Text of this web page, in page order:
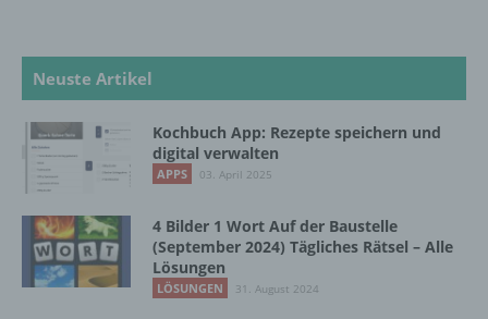
Neuste Artikel
Kochbuch App: Rezepte speichern und
digital verwalten
APPS 03. April 2025
4 Bilder 1 Wort Auf der Baustelle
(September 2024) Tägliches Rätsel – Alle
Lösungen
LÖSUNGEN 31. August 2024
Verknüpfung, die Einschränkung, das
d) Einschränkung der Verarbeitung
Einschränkung der Verarbeitung ist die
Markierung gespeicherter
personenbezogener Daten mit dem Ziel, ihre
künftige Verarbeitung einzuschränken.